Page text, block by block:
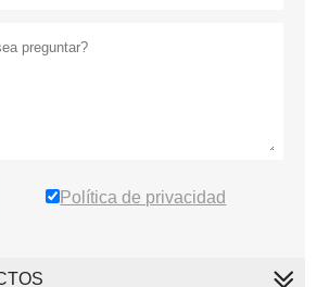
Política de privacidad